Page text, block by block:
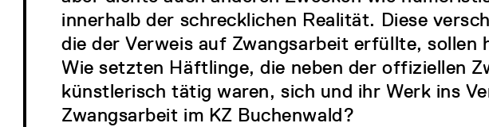
innerhalb der schrecklichen Realität. Diese
die der Verweis auf Zwangsarbeit erfüllte, sollen
Wie setzten Häftlinge, die neben der offiziellen
künstlerisch tätig waren, sich und ihr Werk ins
Zwangsarbeit im KZ Buchenwald?